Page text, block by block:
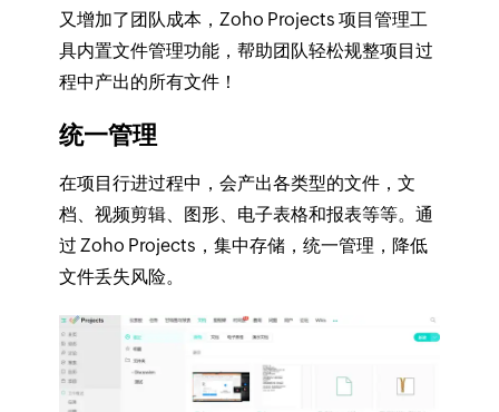
又增加了团队成本，Zoho Projects 项目管理工
具内置文件管理功能，帮助团队轻松规整项目过
程中产出的所有文件！
统一管理
在项目行进过程中，会产出各类型的文件，文
档、视频剪辑、图形、电子表格和报表等等。通
过 Zoho Projects，集中存储，统一管理，降低
文件丢失风险。